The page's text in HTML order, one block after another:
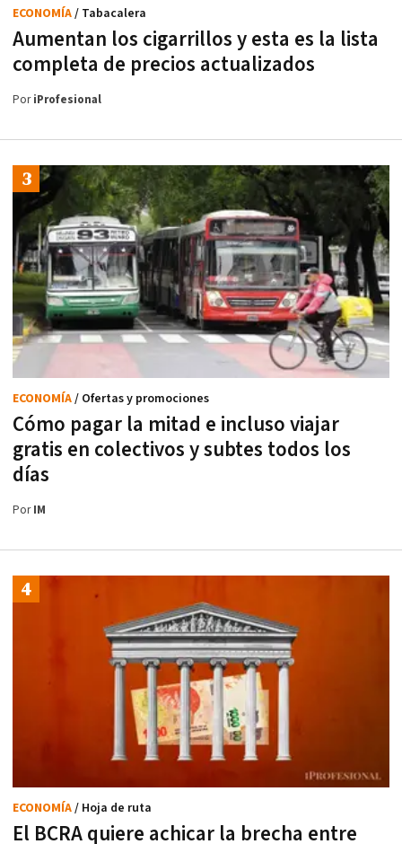
Aumentan los cigarrillos y esta es la lista
completa de precios actualizados
ECONOMÍA/ Tabacalera
PoriProfesional
Cómo pagar la mitad e incluso viajar
gratis en colectivos y subtes todos los
días
ECONOMÍA/ Ofertas y promociones
PorIM
El BCRA quiere achicar la brecha entre
ECONOMÍA/ Hoja de ruta